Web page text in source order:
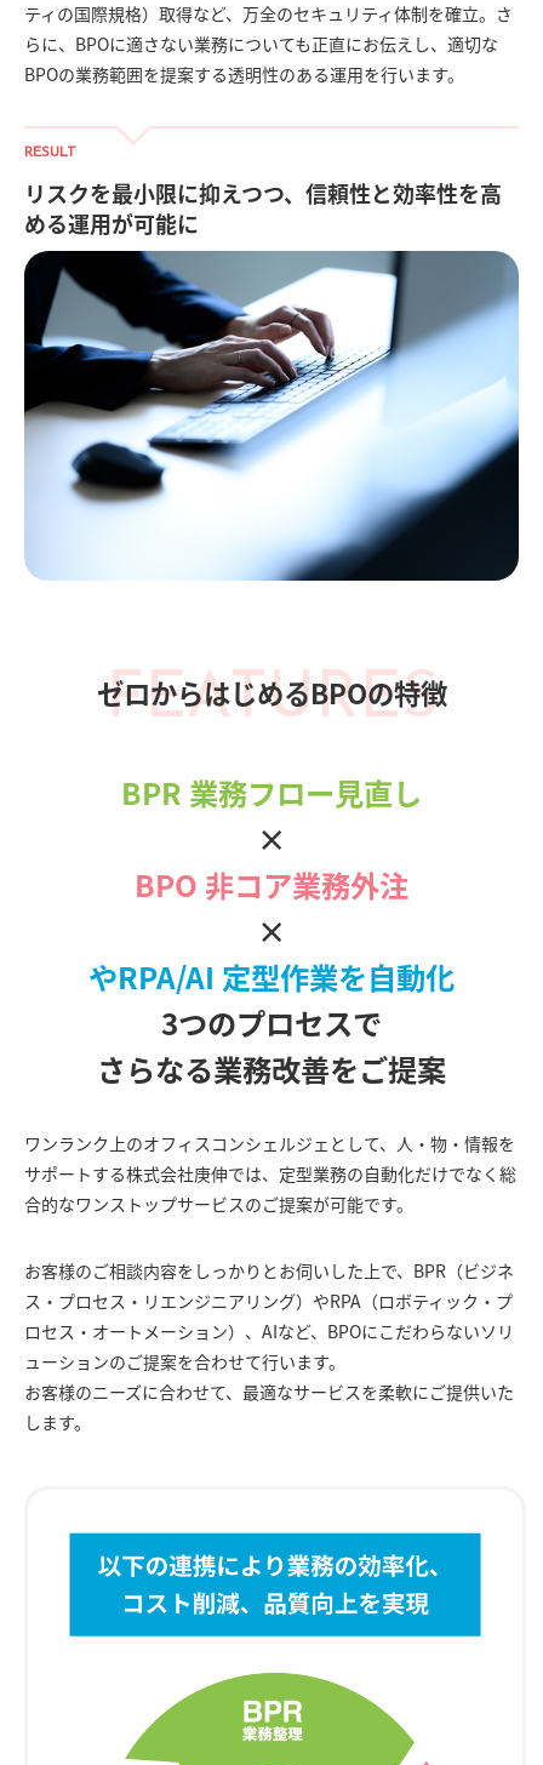
ティの国際規格）取得など、万全のセキュリティ体制を確立。さ
らに、BPOに適さない業務についても正直にお伝えし、適切な
BPOの業務範囲を提案する透明性のある運用を行います。
RESULT
リスクを最小限に抑えつつ、信頼性と効率性を高
める運用が可能に
ゼロからはじめるBPOの特徴
FEATURES
BPR 業務フロー見直し
×
BPO 非コア業務外注
×
やRPA/AI 定型作業を自動化
3つのプロセスで
さらなる業務改善をご提案
ワンランク上のオフィスコンシェルジェとして、人・物・情報を
サポートする株式会社庚伸では、定型業務の自動化だけでなく総
合的なワンストップサービスのご提案が可能です。
お客様のご相談内容をしっかりとお伺いした上で、BPR（ビジネ
ス・プロセス・リエンジニアリング）やRPA（ロボティック・プ
ロセス・オートメーション）、AIなど、BPOにこだわらないソリ
ューションのご提案を合わせて行います。
お客様のニーズに合わせて、最適なサービスを柔軟にご提供いた
します。